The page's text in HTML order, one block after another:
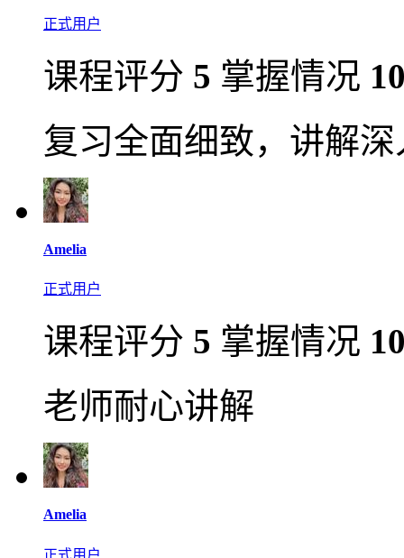
正式用户
课程评分 5 掌握情况
复习全面细致，讲解
Amelia
正式用户
课程评分 5 掌握情况
老师耐心讲解
Amelia
正式用户